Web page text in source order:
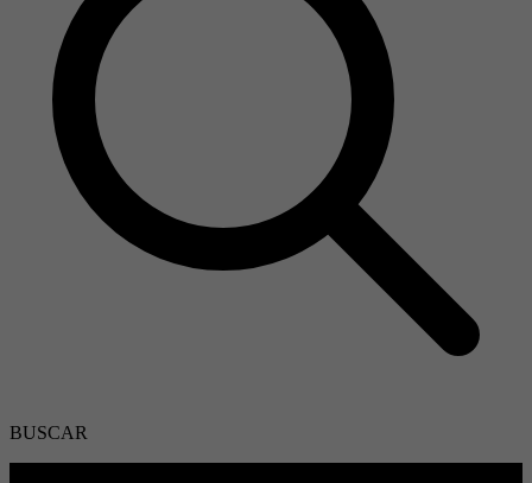
BUSCAR